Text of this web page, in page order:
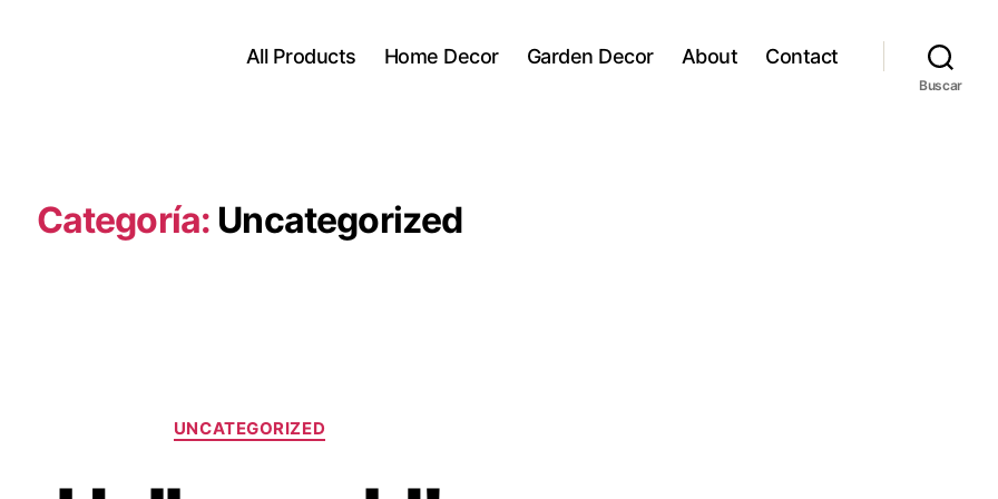
All Products Home Decor Garden Decor About Contact
Buscar
Categoría: Uncategorized
Categorías
UNCATEGORIZED